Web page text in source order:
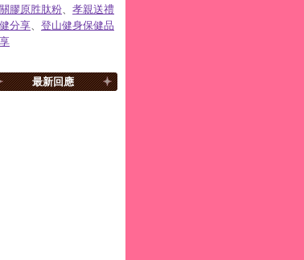
膠原胜肽粉、 孝親送禮
分享、 登山健身保健品
最新回應